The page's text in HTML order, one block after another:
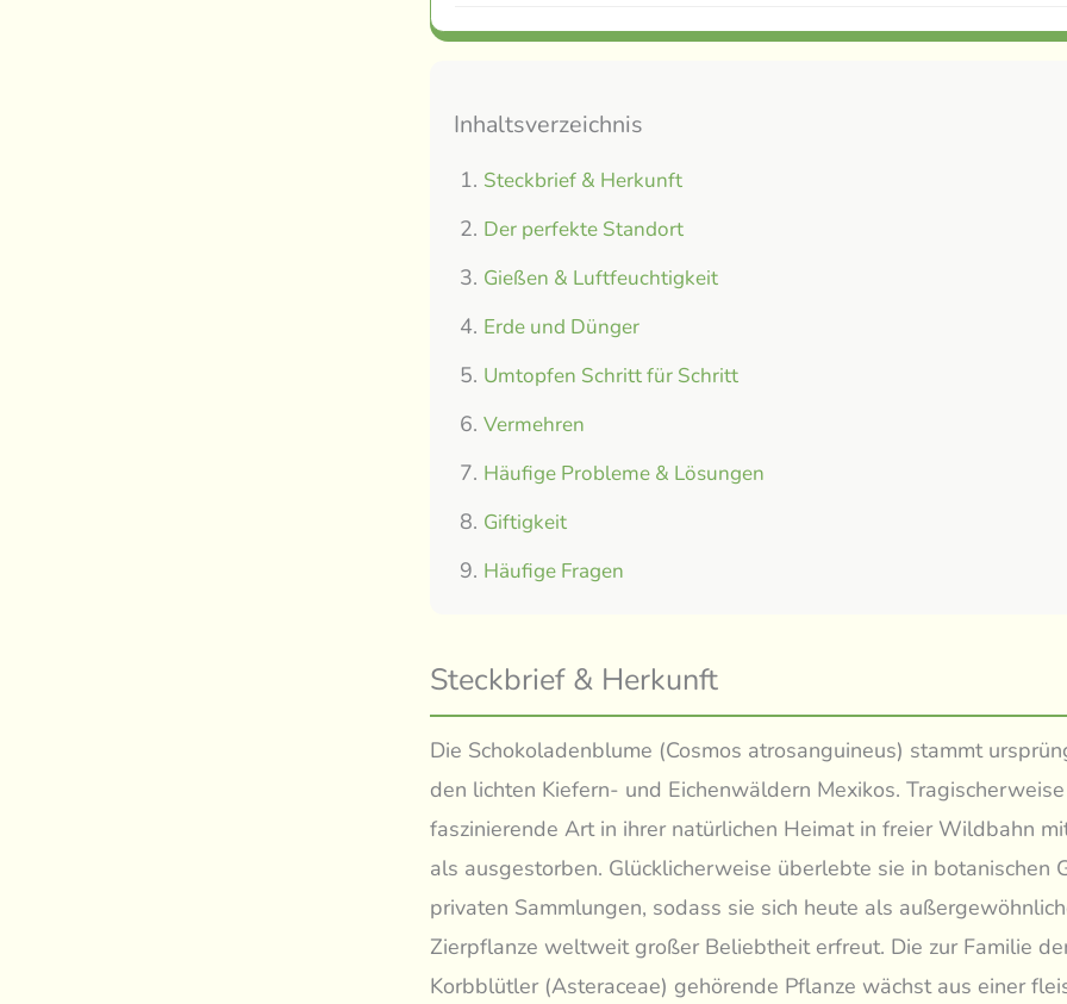
Inhaltsverzeichnis
Steckbrief & Herkunft
Der perfekte Standort
Gießen & Luftfeuchtigkeit
Erde und Dünger
Umtopfen Schritt für Schritt
Vermehren
Häufige Probleme & Lösungen
Giftigkeit
Häufige Fragen
Steckbrief & Herkunft
Die Schokoladenblume (Cosmos atrosanguineus) stammt
den lichten Kiefern- und Eichenwäldern Mexikos.
faszinierende Art in ihrer natürlichen Heimat in freier Wildbahn
als ausgestorben. Glücklicherweise überlebte sie in botanischen
privaten Sammlungen, sodass sie sich heute als
Zierpflanze weltweit großer Beliebtheit erfreut. Die zur Familie
Korbblütler (Asteraceae) gehörende Pflanze wächst aus einer